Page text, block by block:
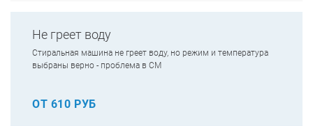
Не греет воду
Стиральная машина не греет воду, но режим и температура
выбраны верно - проблема в СМ
ОТ 610 РУБ